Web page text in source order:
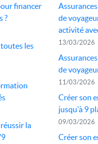
financer
?
toutes les
la
de
activité
13/03/2026
de
11/03/2026
Créer son
jusqu'à 9
09/03/2026
Créer son